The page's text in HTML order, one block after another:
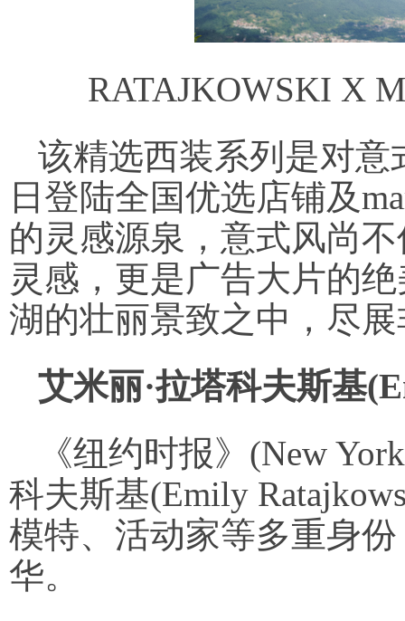
RATAJKOWSKI X
该精选西装系列是对意
日登陆全国优选店铺及
的灵感源泉，意式风尚
灵感，更是广告大片的
湖的壮丽景致之中，尽
艾米丽·拉塔科夫斯基
《纽约时报》(New
科夫斯基(Emily
模特、活动家等多重身
华。